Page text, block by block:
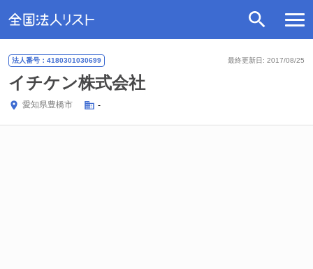
最終更新日: 2017/08/25
法人番号：4180301030699
イチケン株式会社
愛知県豊橋市 -